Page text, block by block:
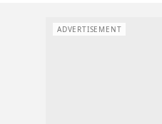
ADVERTISEMENT